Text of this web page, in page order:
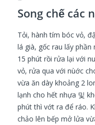
Song chế các
Tỏi, hành tím bóc vỏ,
lá già, gốc rau lấy
15 phút rồi rửa lại với
vỏ, rửa qua với nùớc
vừa ăn dày khoảng 2
lạnh cho hết nhựa 및
phút thì vớt ra để ráo.
chảo lên bếp mở lửa